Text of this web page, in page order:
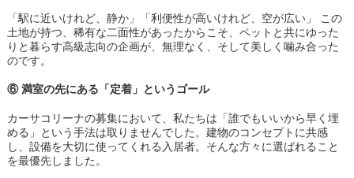
「駅に近いけれど、静か」「利便性が高いけれど、空が広い」 この
土地が持つ、稀有な二面性があったからこそ、ペットと共にゆった
りと暮らす高級志向の企画が、無理なく、そして美しく噛み合った
のです。
⑥ 満室の先にある「定着」というゴール
カーサコリーナの募集において、私たちは「誰でもいいから早く埋
める」という手法は取りませんでした。建物のコンセプトに共感
し、設備を大切に使ってくれる入居者。そんな方々に選ばれること
を最優先しました。